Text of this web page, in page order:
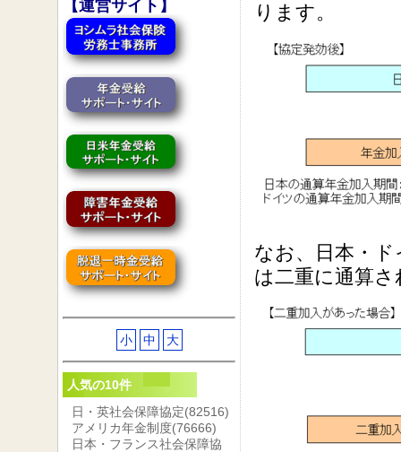
ります。
なお、日本・
は二重に通算
【運営サイト】
小 中 大
人気の10件
日・英社会保障協定(82516)
アメリカ年金制度(76666)
日本・フランス社会保障協